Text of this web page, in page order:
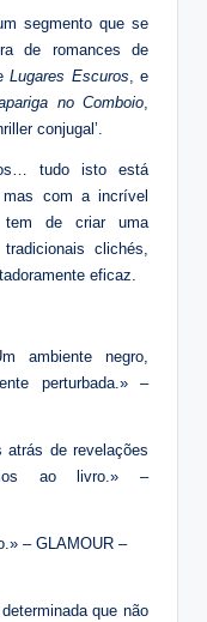
segmento que se
de romances de
Lugares Escuros, e
no Comboio,
conjugal’.
tudo isto está
com a incrível
tem de criar uma
clichés,
eficaz.
ambiente negro,
perturbada.» –
atrás de revelações
ao livro.» –
– GLAMOUR –
que não